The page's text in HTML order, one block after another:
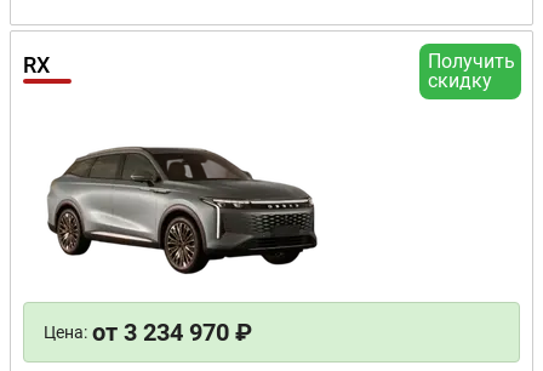
Получить
скидку
RX
Цена: от 3 234 970 ₽